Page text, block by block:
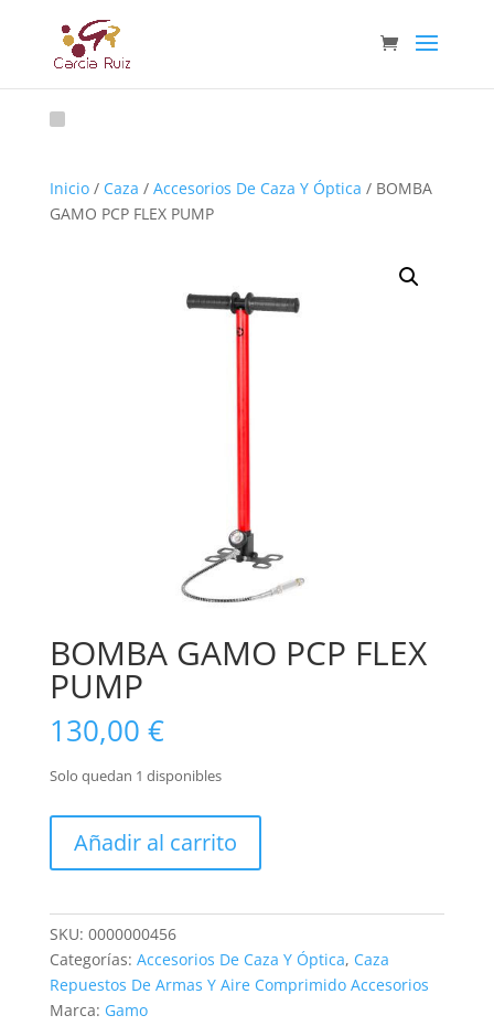
Inicio/ Caza / Accesorios De Caza Y Óptica / BOMBA
GAMO PCP FLEX PUMP
BOMBA GAMO PCP FLEX
PUMP
130,00 €
Solo quedan 1 disponibles
GAMO
PUMP
cantidad
Añadir al carrito
SKU: 0000000456
Categorías: Accesorios De Caza Y Óptica, Caza
Repuestos De Armas Y Aire Comprimido Accesorios
Marca: Gamo